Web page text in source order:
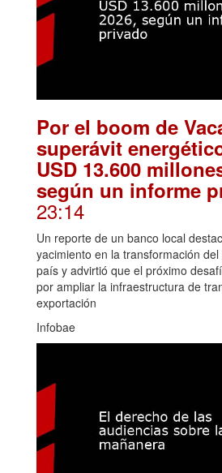
Por el boom de
superávit
USD 13.600
según un informe
23:14
Un reporte de un banco local
yacimiento en la transformación
país y advirtió que el próximo
por ampliar la infraestructura de
exportación
Infobae